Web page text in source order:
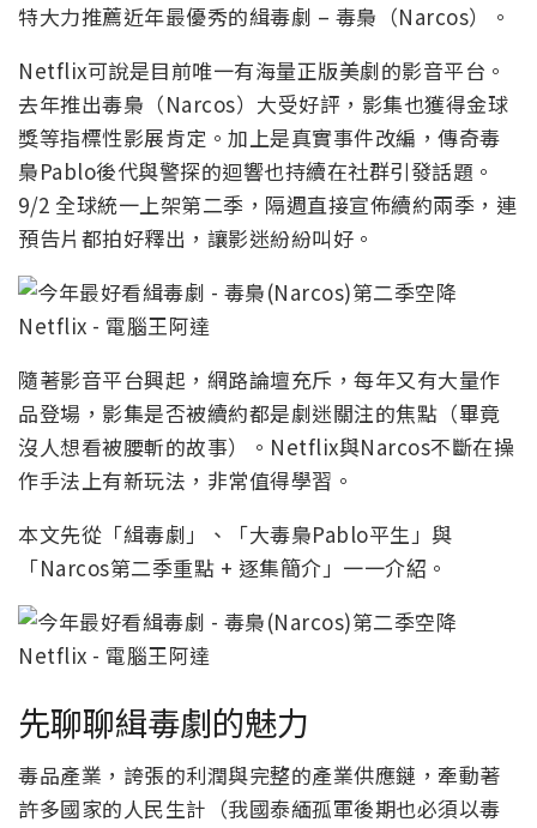
特大力推薦近年最優秀的緝毒劇 – 毒梟（Narcos）。
Netflix可說是目前唯一有海量正版美劇的影音平台。
去年推出毒梟（Narcos）大受好評，影集也獲得金球
獎等指標性影展肯定。加上是真實事件改編，傳奇毒
梟Pablo後代與警探的迴響也持續在社群引發話題。
9/2 全球統一上架第二季，隔週直接宣佈續約兩季，連
預告片都拍好釋出，讓影迷紛紛叫好。
隨著影音平台興起，網路論壇充斥，每年又有大量作
品登場，影集是否被續約都是劇迷關注的焦點（畢竟
沒人想看被腰斬的故事）。Netflix與Narcos不斷在操
作手法上有新玩法，非常值得學習。
本文先從「緝毒劇」、「大毒梟Pablo平生」與
「Narcos第二季重點 + 逐集簡介」一一介紹。
先聊聊緝毒劇的魅力
毒品產業，誇張的利潤與完整的產業供應鏈，牽動著
許多國家的人民生計（我國泰緬孤軍後期也必須以毒